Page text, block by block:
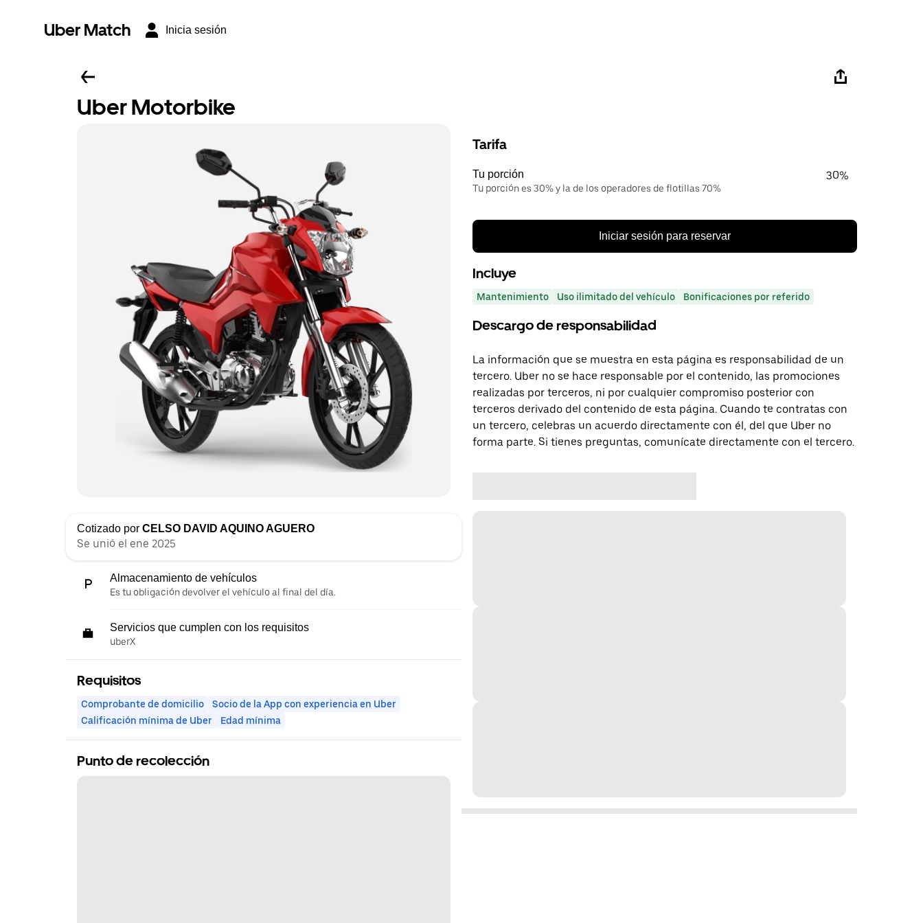
Uber Match Inicia sesión
Uber Motorbike
Cotizado por CELSO DAVID AQUINO AGUERO
Se unió el ene 2025
Almacenamiento de vehículos
Es tu obligación devolver el vehículo al final del día.
Servicios que cumplen con los requisitos
uberX
Requisitos
Comprobante de domicilio
Socio de la App con experiencia en Uber
Calificación mínima de Uber
Edad mínima
Punto de recolección
Tarifa
Tu porción
Tu porción es 30% y la de los operadores de flotillas 70%
30%
Iniciar sesión para reservar
Incluye
Mantenimiento Uso ilimitado del vehículo Bonificaciones por referido
Descargo de responsabilidad
La información que se muestra en esta página es responsabilidad de un
tercero. Uber no se hace responsable por el contenido, las promociones
realizadas por terceros, ni por cualquier compromiso posterior con
terceros derivado del contenido de esta página. Cuando te contratas con
un tercero, celebras un acuerdo directamente con él, del que Uber no
forma parte. Si tienes preguntas, comunícate directamente con el tercero.